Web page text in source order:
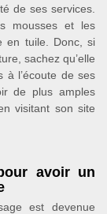
de ses services.
mousses et les
en tuile. Donc, si
sachez qu’elle
à l’écoute de ses
de plus amples
visitant son site
avoir un
est devenue